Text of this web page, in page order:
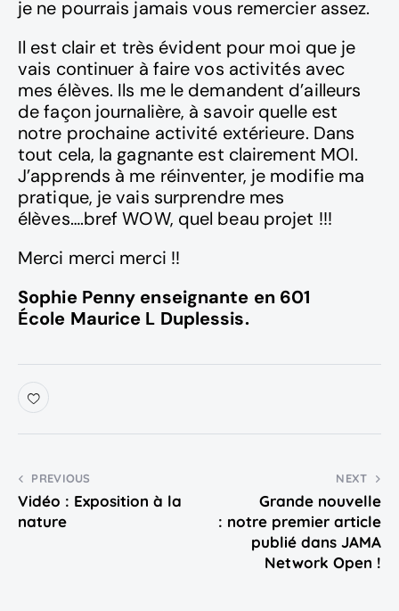
je ne pourrais jamais vous remercier assez.
Il est clair et très évident pour moi que je
vais continuer à faire vos activités avec
mes élèves. Ils me le demandent d’ailleurs
de façon journalière, à savoir quelle est
notre prochaine activité extérieure. Dans
tout cela, la gagnante est clairement MOI.
J’apprends à me réinventer, je modifie ma
pratique, je vais surprendre mes
élèves….bref WOW, quel beau projet !!!
Merci merci merci !!
Sophie Penny enseignante en 601
École Maurice L Duplessis.
PREVIOUS
Vidéo : Exposition à la
nature
NEXT
Grande nouvelle
: notre premier article
publié dans JAMA
Network Open !